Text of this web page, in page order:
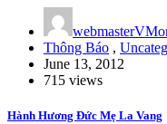
Thông Báo ,
June 13, 2012
715 views
Hành Hương Đức Mẹ La Vang